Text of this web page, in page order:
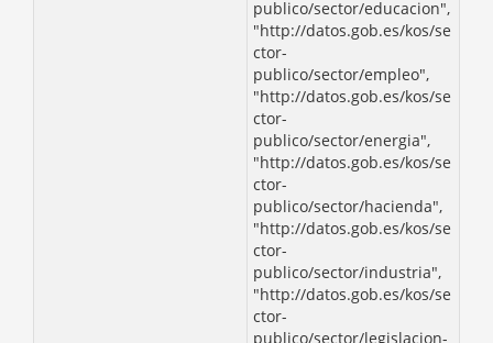
publico/sector/educacion",
"http://datos.gob.es/kos/se
ctor-
publico/sector/empleo",
"http://datos.gob.es/kos/se
ctor-
publico/sector/energia",
"http://datos.gob.es/kos/se
ctor-
publico/sector/hacienda",
"http://datos.gob.es/kos/se
ctor-
publico/sector/industria",
"http://datos.gob.es/kos/se
ctor-
publico/sector/legislacion-